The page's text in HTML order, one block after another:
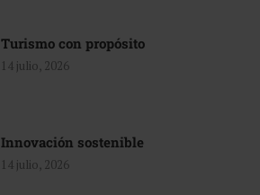
Turismo con propósito
14 julio, 2026
Innovación sostenible
14 julio, 2026